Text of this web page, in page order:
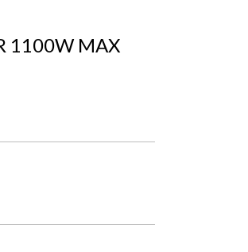
1100W MAX